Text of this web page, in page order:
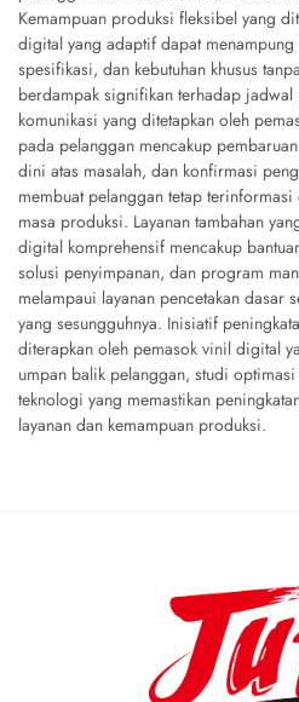
Kemampuan produksi fleksibel yang
digital yang adaptif dapat
spesifikasi, dan kebutuhan khusus
berdampak signifikan terhadap
komunikasi yang ditetapkan oleh
pada pelanggan mencakup
dini atas masalah, dan konfirmasi
membuat pelanggan tetap
masa produksi. Layanan tambahan
digital komprehensif mencakup
solusi penyimpanan, dan program
melampaui layanan pencetakan
yang sesungguhnya. Inisiatif
diterapkan oleh pemasok vinil digital
umpan balik pelanggan, studi
teknologi yang memastikan
layanan dan kemampuan produksi.